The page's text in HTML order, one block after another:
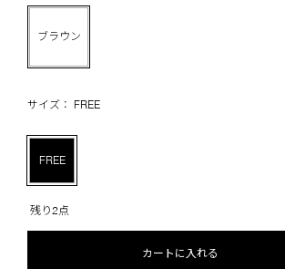
ブラウン
サイズ： FREE
FREE
残り2点
カートに入れる